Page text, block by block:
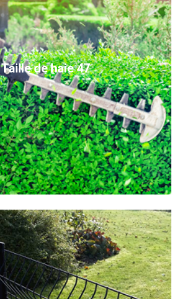
Taille de haie 47